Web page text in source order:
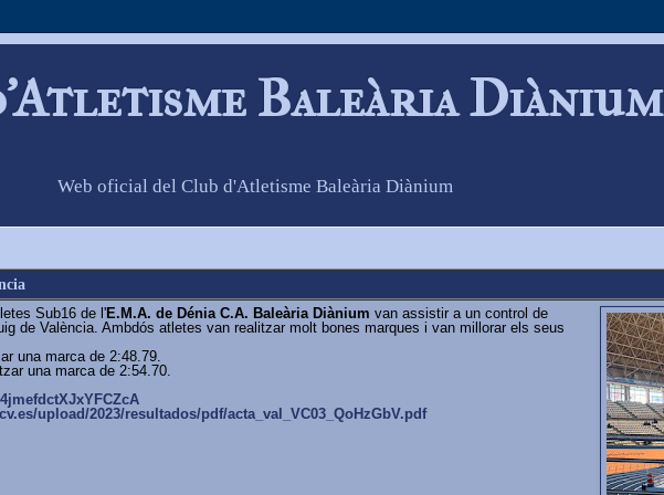
Baleària Diànium
Web oficial del Club d'Atletisme Baleària Diànium
Sub16 de l'E.M.A. de Dénia C.A. Baleària Diànium van assistir a un control de
de València. Ambdós atletes van realitzar molt bones marques i van millorar els seus
una marca de 2:48.79.
una marca de 2:54.70.
4jmefdctXJxYFCZcA
upload/2023/resultados/pdf/acta_val_ VC03_QoHzGbV.pdf